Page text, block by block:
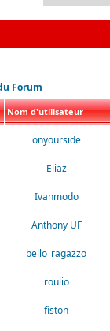
Forum
Nom d'utilisateur
onyourside
Eliaz
Ivanmodo
Anthony UF
bello_ragazzo
roulio
fiston